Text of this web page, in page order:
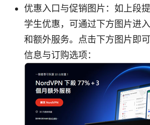
优惠入口与促销图片：如上段
学生优惠，可通过下方图片进
和额外服务。点击下方图片即
信息与订购选项：